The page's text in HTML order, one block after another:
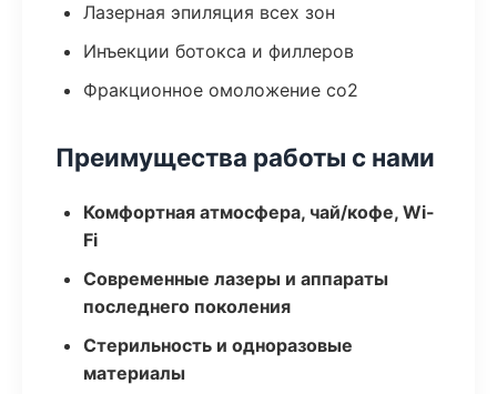
Лазерная эпиляция всех зон
Инъекции ботокса и филлеров
Фракционное омоложение co2
Преимущества работы с нами
Комфортная атмосфера, чай/кофе, Wi-
Fi
Современные лазеры и аппараты
последнего поколения
Стерильность и одноразовые
материалы